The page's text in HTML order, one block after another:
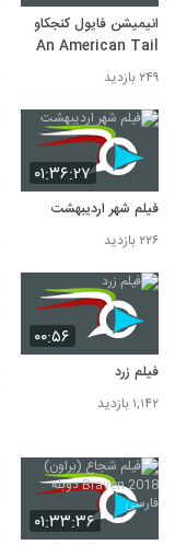
انیمیشن فایول کنجکاو
An American Tail
۲۴۹ بازدید
۰۱:۳۶:۲۷
فیلم شهر اردیبهشت
۲۲۶ بازدید
۰۰:۵۶
فیلم زرد
۱,۱۴۲ بازدید
۰۱:۳۳:۳۶